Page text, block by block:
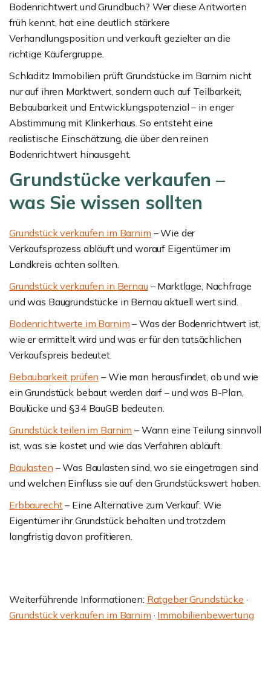
Bodenrichtwert und Grundbuch? Wer diese Antworten
früh kennt, hat eine deutlich stärkere
Verhandlungsposition und verkauft gezielter an die
richtige Käufergruppe.
Schladitz Immobilien prüft Grundstücke im Barnim nicht
nur auf ihren Marktwert, sondern auch auf Teilbarkeit,
Bebaubarkeit und Entwicklungspotenzial – in enger
Abstimmung mit Klinkerhaus. So entsteht eine
realistische Einschätzung, die über den reinen
Bodenrichtwert hinausgeht.
Grundstücke verkaufen –
was Sie wissen sollten
Grundstück verkaufen im Barnim – Wie der
Verkaufsprozess abläuft und worauf Eigentümer im
Landkreis achten sollten.
Grundstück verkaufen in Bernau – Marktlage, Nachfrage
und was Baugrundstücke in Bernau aktuell wert sind.
Bodenrichtwerte im Barnim – Was der Bodenrichtwert ist,
wie er ermittelt wird und was er für den tatsächlichen
Verkaufspreis bedeutet.
Bebaubarkeit prüfen – Wie man herausfindet, ob und wie
ein Grundstück bebaut werden darf – und was B-Plan,
Baulücke und §34 BauGB bedeuten.
Grundstück teilen im Barnim – Wann eine Teilung sinnvoll
ist, was sie kostet und wie das Verfahren abläuft.
Baulasten – Was Baulasten sind, wo sie eingetragen sind
und welchen Einfluss sie auf den Grundstückswert haben.
Erbbaurecht– Eine Alternative zum Verkauf: Wie
Eigentümer ihr Grundstück behalten und trotzdem
langfristig davon profitieren.
Weiterführende Informationen: Ratgeber Grundstücke ·
Grundstück verkaufen im Barnim · Immobilienbewertung